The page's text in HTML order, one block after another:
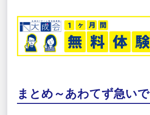
まとめ～あわてず急いで